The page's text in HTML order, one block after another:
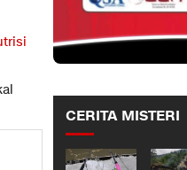
CERITA MISTERI